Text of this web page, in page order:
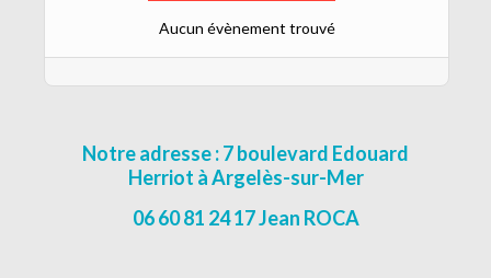
Aucun évènement trouvé
Notre adresse : 7 boulevard Edouard
Herriot à Argelès-sur-Mer
06 60 81 24 17 Jean ROCA